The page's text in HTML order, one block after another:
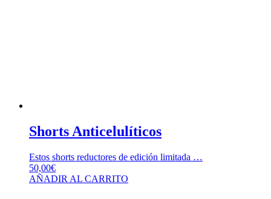
Shorts Anticelulíticos
Estos shorts reductores de edición limitada …
50,00€
AÑADIR AL CARRITO